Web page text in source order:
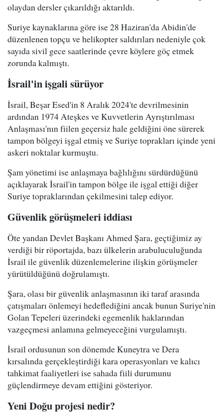
olaydan dersler çıkarıldığı aktarıldı.
Suriye kaynaklarına göre ise 28 Haziran'da Abidin'de
düzenlenen topçu ve helikopter saldırıları nedeniyle çok
sayıda sivil gece saatlerinde çevre köylere göç etmek
zorunda kalmıştı.
İsrail'in işgali sürüyor
İsrail, Beşar Esed'in 8 Aralık 2024'te devrilmesinin
ardından 1974 Ateşkes ve Kuvvetlerin Ayrıştırılması
Anlaşması'nın fiilen geçersiz hale geldiğini öne sürerek
tampon bölgeyi işgal etmiş ve Suriye toprakları içinde yeni
askeri noktalar kurmuştu.
Şam yönetimi ise anlaşmaya bağlılığını sürdürdüğünü
açıklayarak İsrail'in tampon bölge ile işgal ettiği diğer
Suriye topraklarından çekilmesini talep ediyor.
Güvenlik görüşmeleri iddiası
Öte yandan Devlet Başkanı Ahmed Şara, geçtiğimiz ay
verdiği bir röportajda, bazı ülkelerin arabuluculuğunda
İsrail ile güvenlik düzenlemelerine ilişkin görüşmeler
yürütüldüğünü doğrulamıştı.
Şara, olası bir güvenlik anlaşmasının iki taraf arasında
çatışmaları önlemeyi hedeflediğini ancak bunun Suriye'nin
Golan Tepeleri üzerindeki egemenlik haklarından
vazgeçmesi anlamına gelmeyeceğini vurgulamıştı.
İsrail ordusunun son dönemde Kuneytra ve Dera
kırsalında gerçekleştirdiği kara operasyonları ve kalıcı
tahkimat faaliyetleri ise sahada fiili durumunu
güçlendirmeye devam ettiğini gösteriyor.
Yeni Doğu projesi nedir?